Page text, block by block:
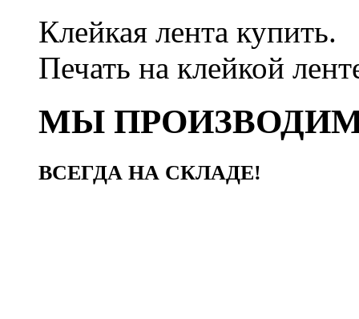
Клейкая лента купить.
Печать на клейкой
МЫ
ВСЕГДА НА СКЛАДЕ!